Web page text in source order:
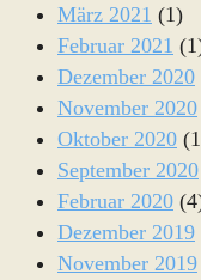
März 2021 (1)
Februar 2021
Dezember 2020
November 2020
Oktober 2020
September 2020
Februar 2020
Dezember 2019
November 2019